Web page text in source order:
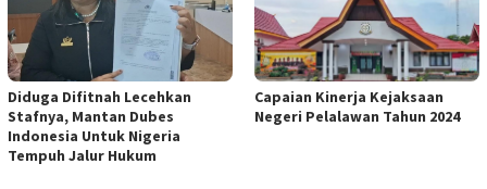
Diduga Difitnah Lecehkan
Stafnya, Mantan Dubes
Indonesia Untuk Nigeria
Tempuh Jalur Hukum
Capaian Kinerja Kejaksaan
Negeri Pelalawan Tahun 2024